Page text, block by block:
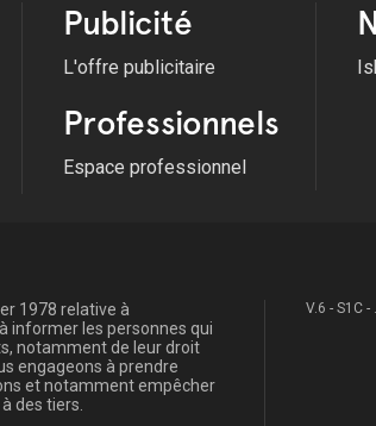
Publicité
L'offre publicitaire
Professionnels
Espace professionnel
1978 relative à
informer les personnes qui
notamment de leur droit
engageons à prendre
et notamment empêcher
des tiers.
V.6 - S1C